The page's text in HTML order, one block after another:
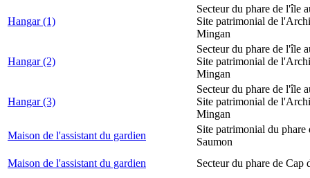
Hangar (1)
Secteur du phare de l'île
Site patrimonial de
Mingan
Hangar (2)
Secteur du phare de l'île
Site patrimonial de
Mingan
Hangar (3)
Secteur du phare de l'île
Site patrimonial de
Mingan
Maison de l'assistant du gardien
Site patrimonial du phare
Saumon
Maison de l'assistant du gardien
Secteur du phare de Cap